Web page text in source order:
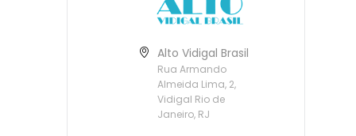
Alto Vidigal Brasil
Rua Armando
Almeida Lima, 2,
Vidigal Rio de
Janeiro, RJ